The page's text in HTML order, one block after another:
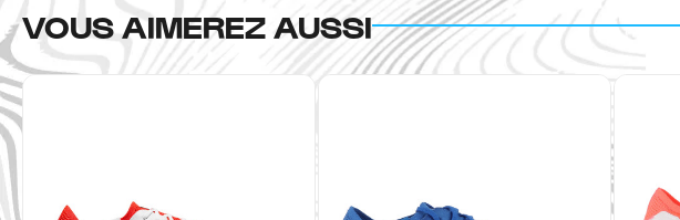
VOUS AIMEREZ AUSSI